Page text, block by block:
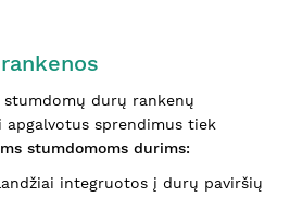
stumdomų durų rankenų
sprendimus tiek
stumdomoms durims:
integruotos į durų paviršių